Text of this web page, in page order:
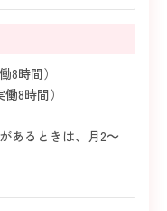
8時間）
8時間）
あるときは、月2～